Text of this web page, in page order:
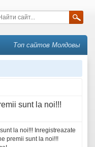
Топ сайтов Молдовы
sunt la noi!!!
la noi!!! Inregistreazate
premii sunt la noi!!!